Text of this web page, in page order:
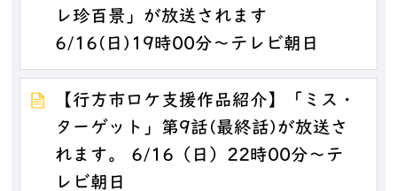
レ珍百景」が放送されます
6/16(日)19時00分～テレビ朝日
【行方市ロケ支援作品紹介】「ミス・
ターゲット」第9話(最終話)が放送さ
れます。 6/16（日）22時00分～テ
レビ朝日